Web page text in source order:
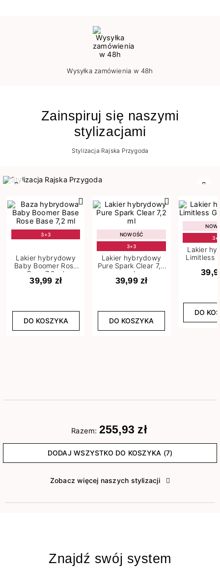
Wysyłka zamówienia w 48h
Zainspiruj się naszymi
stylizacjami
Stylizacja Rajska Przygoda
3+3
Lakier hybrydowy
Baby Boomer Rose
Base 7,2 ml
39,99 zł
DO KOSZYKA
NOWOŚĆ
3+3
Lakier hybrydowy
Pure Spark Clear 7,2
ml
39,99 zł
DO KOSZYKA
Lakier
Limitless
DO
Razem: 255,93 zł
DODAJ WSZYSTKO DO KOSZYKA (7)
Zobacz więcej naszych stylizacji
Znajdź swój system